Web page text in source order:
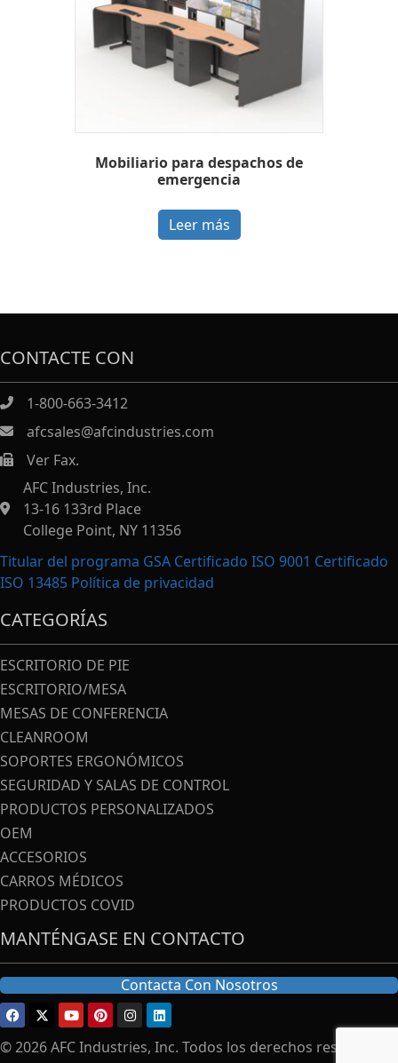
Mobiliario para despachos de
emergencia
Leer más
CONTACTE CON
1-800-663-3412
afcsales@afcindustries.com
https://afcindustries.com/contact/#:~:text=Fax
Ver Fax.
AFC Industries, Inc.
13-16 133rd Place
College Point, NY 11356
Titular del programa GSA Certificado ISO 9001 Certificado
ISO 13485 Política de privacidad
CATEGORÍAS
ESCRITORIO DE PIE
ESCRITORIO/MESA
MESAS DE CONFERENCIA
CLEANROOM
SOPORTES ERGONÓMICOS
SEGURIDAD Y SALAS DE CONTROL
PRODUCTOS PERSONALIZADOS
OEM
ACCESORIOS
CARROS MÉDICOS
PRODUCTOS COVID
MANTÉNGASE EN CONTACTO
Contacta Con Nosotros
© 2026 AFC Industries, Inc. Todos los derechos reservados.